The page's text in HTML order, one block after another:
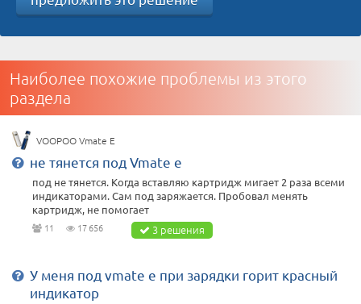
Наиболее похожие проблемы из этого
раздела
VOOPOO Vmate E
не тянется под Vmate e
под не тянется. Когда вставляю картридж мигает 2 раза всеми
индикаторами. Сам под заряжается. Пробовал менять
картридж, не помогает
11 17 656 3 решения
У меня под vmate e при зарядки горит красный
индикатор